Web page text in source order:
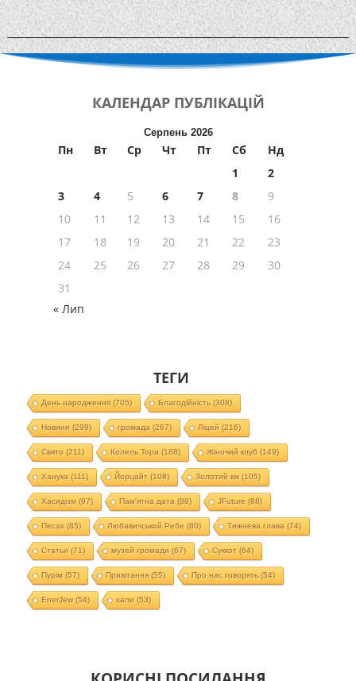
КАЛЕНДАР ПУБЛІКАЦІЙ
Серпень 2026
Пн Вт Ср Чт Пт Сб
Нд
1
2
3
4 5 6 7 8
9
10
11 12 13 14 15
16
17
18 19 20 21 22
23
24
25 26 27 28 29
30
31
« Лип
ТЕГИ
День народження(705) Благодійність(308)
Новини (299) громада (267) Ліцей (216)
Свято (211) Колель Тора (188) Жіночий клуб (149)
Ханука (111) Йорцайт (108) Золотий вік(105)
Хасидізм (97) Пам'ятна дата (88) JFuture (88)
Песах(85) Любавичський Ребе (80) Тижнева глава (74)
Статьи (71) музей громади (67) Суккот (64)
Пурім (57) Привітання(55) Про нас говорять(54)
EnerJew(54) хали (53)